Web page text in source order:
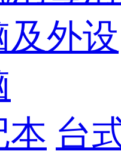
及外设
本 台